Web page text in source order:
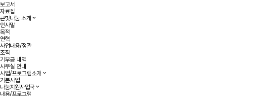
보고서
자료집
큰빛나눔 소개
인사말
목적
연혁
사업내용/정관
조직
기부금 내역
사무실 안내
사업/프로그램소개
기본사업
나눔지원사업국
내용/프로그램